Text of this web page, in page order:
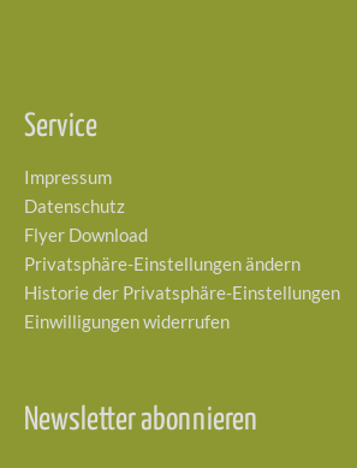
Service
Impressum
Datenschutz
Flyer Download
Privatsphäre-Einstellungen ändern
Historie der Privatsphäre-Einstellungen
Einwilligungen widerrufen
Newsletter abonnieren